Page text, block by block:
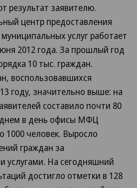
результат заявителю.
центр предоставления
услуг работает
2012 года. За прошлый год
10 тыс. граждан.
воспользовавшихся
году, значительно выше: на
составило почти 80
в день офисы МФЦ
1000 человек. Выросло
граждан за
услугами. На сегодняшний
достигло отметки в 128